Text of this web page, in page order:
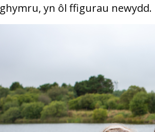
yn ôl ffigurau newydd.